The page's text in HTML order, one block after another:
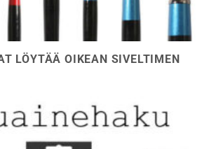
LÖYTÄÄ OIKEAN SIVELTIMEN